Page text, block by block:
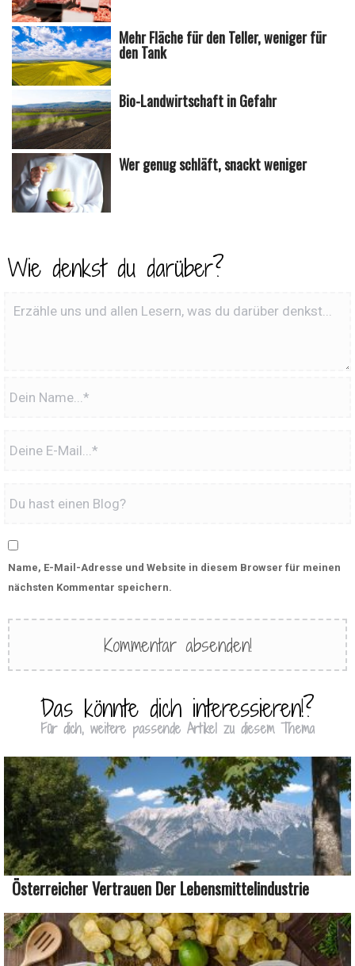
Mehr Fläche für den Teller, weniger für
den Tank
Bio-Landwirtschaft in Gefahr
Wer genug schläft, snackt weniger
Wie denkst du darüber?
Name, E-Mail-Adresse und Website in diesem Browser für meinen
nächsten Kommentar speichern.
Das könnte dich interessieren!?
Für dich, weitere passende Artikel zu diesem Thema
Österreicher Vertrauen Der Lebensmittelindustrie